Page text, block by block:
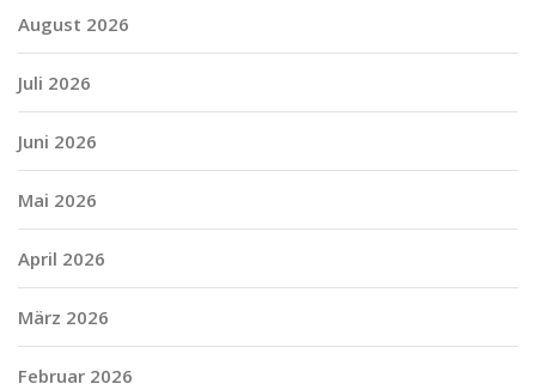
August 2026
Juli 2026
Juni 2026
Mai 2026
April 2026
März 2026
Februar 2026